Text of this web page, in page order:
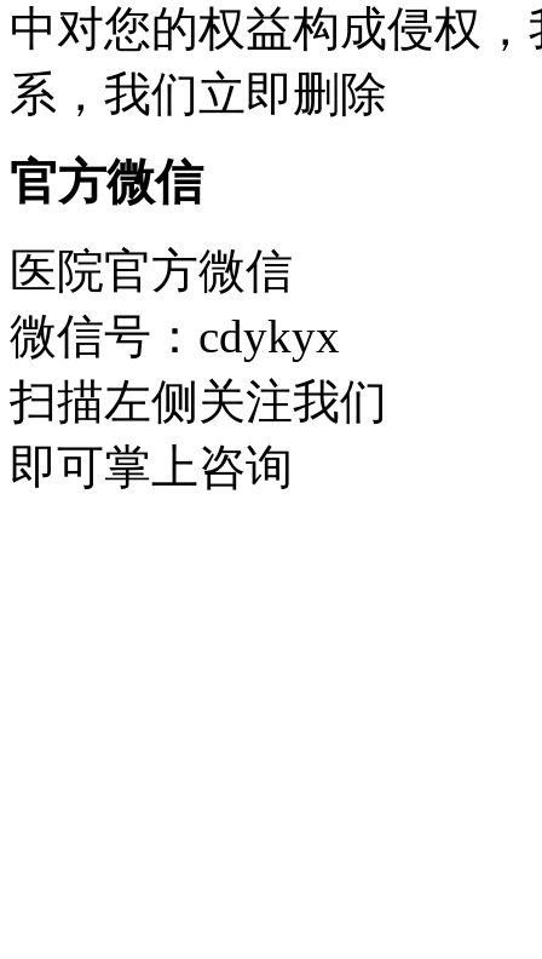
中对您的权益构成侵权
系，我们立即删除
官方微信
医院官方微信
微信号：cdykyx
扫描左侧关注我们
即可掌上咨询